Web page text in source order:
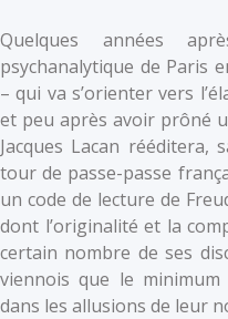
Quelques années
psychanalytique de Paris
– qui va s’orienter vers
et peu après avoir prôné
Jacques Lacan rééditera,
tour de passe-passe
un code de lecture de
dont l’originalité et la
certain nombre de ses
viennois que le
dans les allusions de leur